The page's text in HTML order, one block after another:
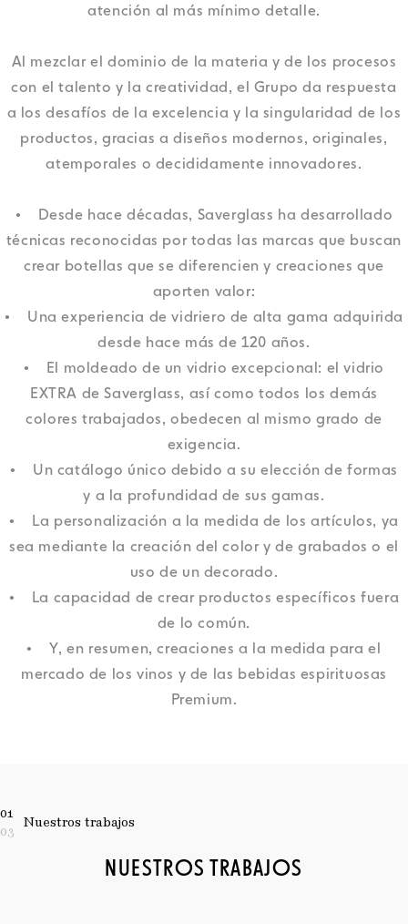
atención al más mínimo detalle.
Al mezclar el dominio de la materia y de los procesos
con el talento y la creatividad, el Grupo da respuesta
a los desafíos de la excelencia y la singularidad de los
productos, gracias a diseños modernos, originales,
atemporales o decididamente innovadores.
• Desde hace décadas, Saverglass ha desarrollado
técnicas reconocidas por todas las marcas que buscan
crear botellas que se diferencien y creaciones que
aporten valor:
• Una experiencia de vidriero de alta gama adquirida
desde hace más de 120 años.
• El moldeado de un vidrio excepcional: el vidrio
EXTRA de Saverglass, así como todos los demás
colores trabajados, obedecen al mismo grado de
exigencia.
• Un catálogo único debido a su elección de formas
y a la profundidad de sus gamas.
• La personalización a la medida de los artículos, ya
sea mediante la creación del color y de grabados o el
uso de un decorado.
• La capacidad de crear productos específicos fuera
de lo común.
• Y, en resumen, creaciones a la medida para el
mercado de los vinos y de las bebidas espirituosas
Premium.
01
03
Nuestros trabajos
NUESTROS TRABAJOS